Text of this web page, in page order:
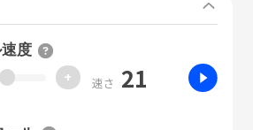
度
+ 速さ 21